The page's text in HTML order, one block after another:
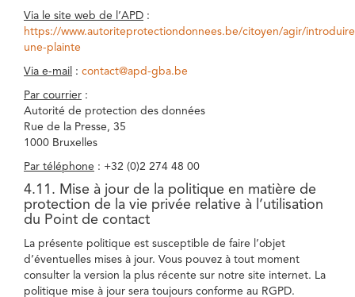
Via le site web de l’APD :
https://www.autoriteprotectiondonnees.be/citoyen/agir/
une-plainte
Via e-mail : contact@apd-gba.be
Par courrier :
Autorité de protection des données
Rue de la Presse, 35
1000 Bruxelles
Par téléphone : +32 (0)2 274 48 00
4.11. Mise à jour de la politique en matière de
protection de la vie privée relative à l’utilisation
du Point de contact
La présente politique est susceptible de faire l’objet
d’éventuelles mises à jour. Vous pouvez à tout moment
consulter la version la plus récente sur notre site internet. La
politique mise à jour sera toujours conforme au RGPD.